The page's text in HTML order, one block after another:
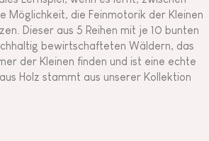
Möglichkeit, die Feinmotorik der Kleinen
Dieser aus 5 Reihen mit je 10 bunten
bewirtschafteten Wäldern, das
der Kleinen finden und ist eine echte
Holz stammt aus unserer Kollektion